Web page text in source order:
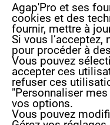
Agap'Pro et ses
cookies et des
fournir, mettre à
Si vous
pour procéder à
Vous pouvez
accepter ces
refuser ces
"Personnaliser
vos options.
Vous pouvez
contacter le
nutrition@agap-
au05.56.40.69.99 .
4 rue de